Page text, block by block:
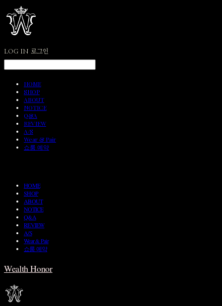
LOG IN 로그인
HOME
SHOP
ABOUT
NOTICE
Q&A
REVIEW
A/S
Wear & Pair
쇼룸 예약
HOME
SHOP
ABOUT
NOTICE
Q&A
REVIEW
A/S
Wear & Pair
쇼룸 예약
Wealth Honor